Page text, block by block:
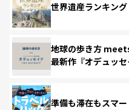
世界遺産ランキング
地球の歩き方
最新作『オデュッセ
準備も滞在もスマ